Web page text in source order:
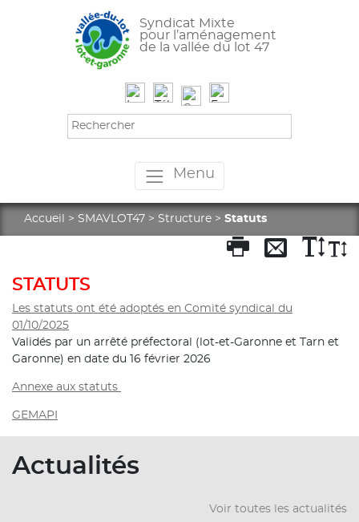
Syndicat Mixte
pour l’aménagement
de la vallée du lot 47
Menu
Accueil > SMAVLOT47 > Structure > Statuts
STATUTS
Les statuts ont été adoptés en Comité syndical du
01/10/2025
Validés par un arrêté préfectoral (lot-et-Garonne et Tarn et
Garonne) en date du 16 février 2026
Annexe aux statuts
GEMAPI
Actualités
Voir toutes les actualités